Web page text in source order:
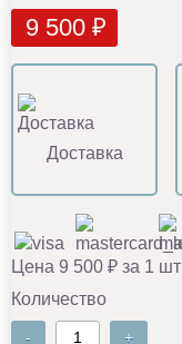
9 500 ₽
Доставка
Цена 9 500 ₽ за 1 шт
Количество
- +